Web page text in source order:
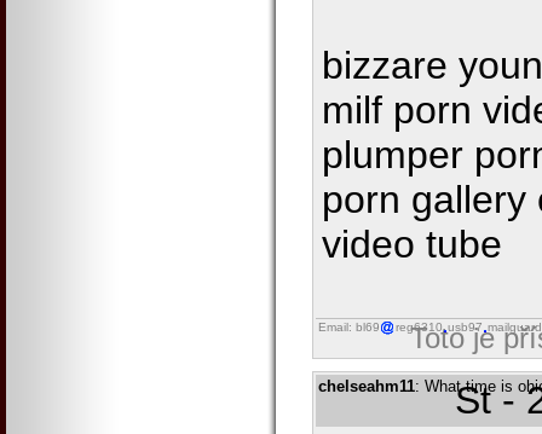
bizzare
milf porn
plumper
porn gallery
video tube
Email: bl69 reg6310 usb97
Toto je
chelseahm11: What time is
St -